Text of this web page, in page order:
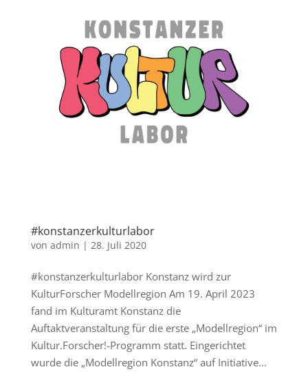
#konstanzerkulturlabor
von admin | 28. Juli 2020
#konstanzerkulturlabor Konstanz wird zur
KulturForscher Modellregion Am 19. April 2023
fand im Kulturamt Konstanz die
Auftaktveranstaltung für die erste „Modellregion“ im
Kultur.Forscher!-Programm statt. Eingerichtet
wurde die „Modellregion Konstanz“ auf Initiative...